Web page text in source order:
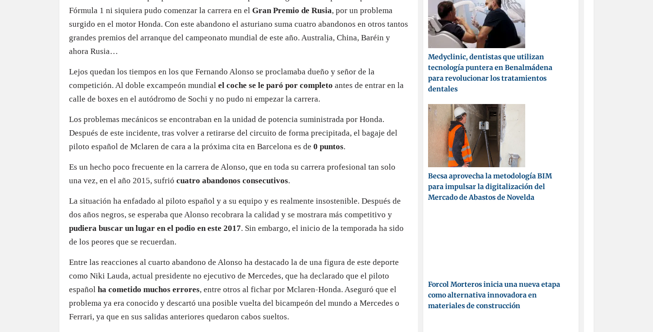
Fórmula 1 ni siquiera pudo comenzar la carrera en el Gran Premio de Rusia, por un problema
surgido en el motor Honda. Con este abandono el asturiano suma cuatro abandonos en otros tantos
grandes premios del arranque del campeonato mundial de este año. Australia, China, Baréin y
ahora Rusia…
Lejos quedan los tiempos en los que Fernando Alonso se proclamaba dueño y señor de la
competición. Al doble excampeón mundial el coche se le paró por completo antes de entrar en la
calle de boxes en el autódromo de Sochi y no pudo ni empezar la carrera.
Los problemas mecánicos se encontraban en la unidad de potencia suministrada por Honda.
Después de este incidente, tras volver a retirarse del circuito de forma precipitada, el bagaje del
piloto español de Mclaren de cara a la próxima cita en Barcelona es de 0 puntos.
Es un hecho poco frecuente en la carrera de Alonso, que en toda su carrera profesional tan solo
una vez, en el año 2015, sufrió cuatro abandonos consecutivos.
La situación ha enfadado al piloto español y a su equipo y es realmente insostenible. Después de
dos años negros, se esperaba que Alonso recobrara la calidad y se mostrara más competitivo y
pudiera buscar un lugar en el podio en este 2017. Sin embargo, el inicio de la temporada ha sido
de los peores que se recuerdan.
Entre las reacciones al cuarto abandono de Alonso ha destacado la de una figura de este deporte
como Niki Lauda, actual presidente no ejecutivo de Mercedes, que ha declarado que el piloto
español ha cometido muchos errores, entre otros al fichar por Mclaren-Honda. Aseguró que el
problema ya era conocido y descartó una posible vuelta del bicampeón del mundo a Mercedes o
Ferrari, ya que en sus salidas anteriores quedaron cabos sueltos.
Medyclinic, dentistas que utilizan
tecnología puntera en Benalmádena
para revolucionar los tratamientos
dentales
Becsa aprovecha la metodología BIM
para impulsar la digitalización del
Mercado de Abastos de Novelda
Forcol Morteros inicia una nueva etapa
como alternativa innovadora en
materiales de construcción